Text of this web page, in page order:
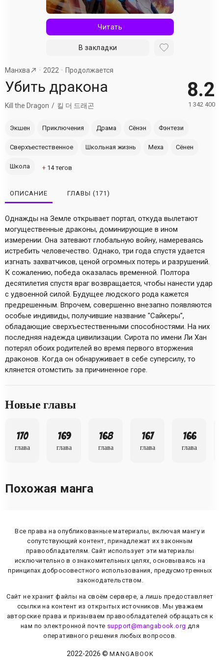
Читать
В закладки
Манхва 2022 Продолжается
Убить дракона
Kill the Dragon 킬 더 드래곤
8.2
1 342 400
Экшен Приключения Драма Сёнэн Фэнтези
Сверхъестественное Школьная жизнь Меха Сёнен
Школа + 14тегов
ОПИСАНИЕ ГЛАВЫ (171)
Однажды на Земле открывает портал, откуда вылетают
могущественные драконы, доминирующие в ином
измерении. Она затевают глобальную войну, намереваясь
истребить человечество. Однако, три года спустя удается
изгнать захватчиков, ценой огромных потерь и разрушений.
К сожалению, победа оказалась временной. Полтора
десятилетия спустя враг возвращается, чтобы нанести удар
с удвоенной силой. Будущее людского рода кажется
предрешенным. Впрочем, совершенно внезапно появляются
особые индивиды, получившие название "Сайкеры",
обладающие сверхъестественными способностями. На них
последняя надежда цивилизации. Сирота по имени Ли Хан
потерял обоих родителей во время первого вторжения
драконов. Когда он обнаруживает в себе суперсилу, то
клянется отомстить за причиненное горе.
Новые главы
170
глава
169
глава
168
глава
167
глава
166
глава
Похожая манга
Все права на опубликованные материалы, включая мангу и
сопутствующий контент, принадлежат их законным
правообладателям. Сайт использует эти материалы
исключительно в ознакомительных целях, основываясь на
принципах добросовестного использования, предусмотренных
законодательством.
Сайт не хранит файлы на своём сервере, а лишь предоставляет
ссылки на контент из открытых источников. Мы уважаем
авторские права и призываем правообладателей обращаться к
нам по электронной почте support@mangabook.org для
оперативного решения любых вопросов.
2022-2026 © MANGABOOK